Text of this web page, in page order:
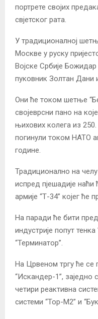
портрете својих
свјетског рата.
У традиционалној
Москве у руску
Војске Србије
пуковник Золтан Дани
Они ће током шетње
својеврсни пано на
њихових колега из
погинули током НАТО
године.
Традиционално на
испред пјешадије
армије “Т-34” којег ће
На паради ће бити
индустрије попут
“Терминатор”.
На Црвеном тргу ће се
“Искандер-1”, заједно
четири реактивна
системи “Тор-М2” и